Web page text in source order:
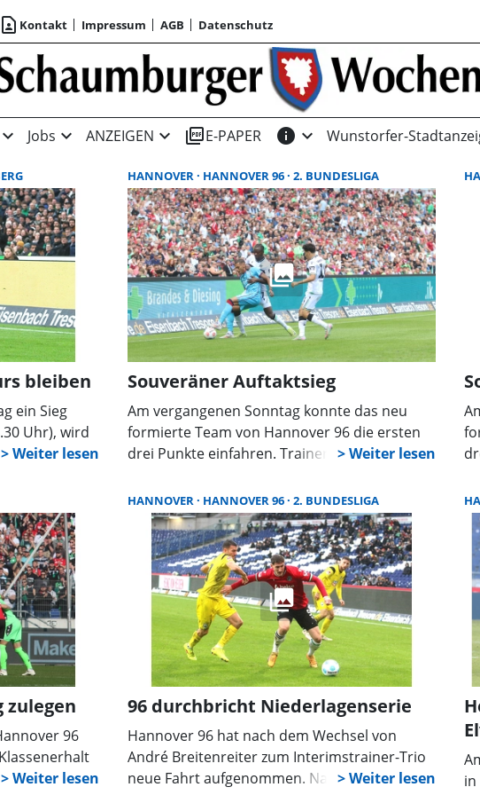
contact_page Kontakt Impressum AGB Datenschutz
expand_more Jobs expand_more ANZEIGEN expand_more picture_as_pdfE-PAPER info expand_more Wunstorfer-
bleiben
ein Sieg
Uhr), wird
Position
dabei
im neuen
HANNOVER HANNOVER 96 2. BUNDESLIGA
Souveräner Auftaktsieg
Am vergangenen Sonntag konnte das neu
formierte Team von Hannover 96 die ersten
drei Punkte einfahren. Trainer Christian Titz
Torschützen Noel Aseko ein glückliches
Händchen oder vielleicht auch das richtige
Gespür.
zulegen
96
Fürth
HANNOVER HANNOVER 96 2. BUNDESLIGA
96 durchbricht Niederlagenserie
Hannover 96 hat nach dem Wechsel von
André Breitenreiter zum Interimstrainer-Trio
neue Fahrt aufgenommen. Nach dem Köln-
in